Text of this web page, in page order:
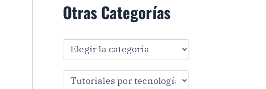
Otras Categorías
O
a